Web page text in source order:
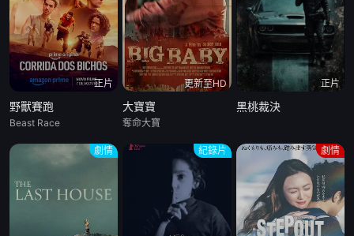
正片
野獸賽跑
Beast Race
更新至HD
大寶寶
奪命大寶
正片
黑桃裁決
劇情 紀錄片 劇情